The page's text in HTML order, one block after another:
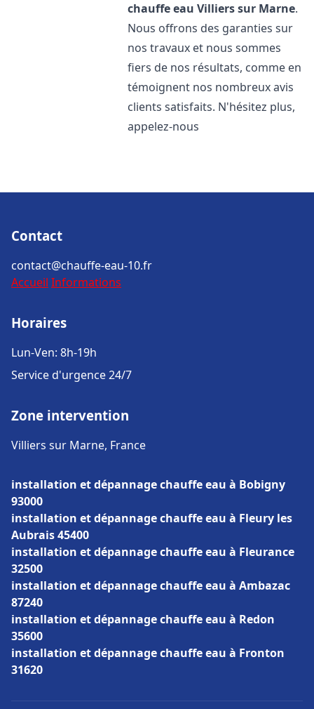
chauffe eau Villiers sur Marne.
Nous offrons des garanties sur
nos travaux et nous sommes
fiers de nos résultats, comme en
témoignent nos nombreux avis
clients satisfaits. N'hésitez plus,
appelez-nous
Contact
contact@chauffe-eau-10.fr
Accueil Informations
Horaires
Lun-Ven: 8h-19h
Service d'urgence 24/7
Zone intervention
Villiers sur Marne, France
installation et dépannage chauffe eau à Bobigny
93000
installation et dépannage chauffe eau à Fleury les
Aubrais 45400
installation et dépannage chauffe eau à Fleurance
32500
installation et dépannage chauffe eau à Ambazac
87240
installation et dépannage chauffe eau à Redon
35600
installation et dépannage chauffe eau à Fronton
31620